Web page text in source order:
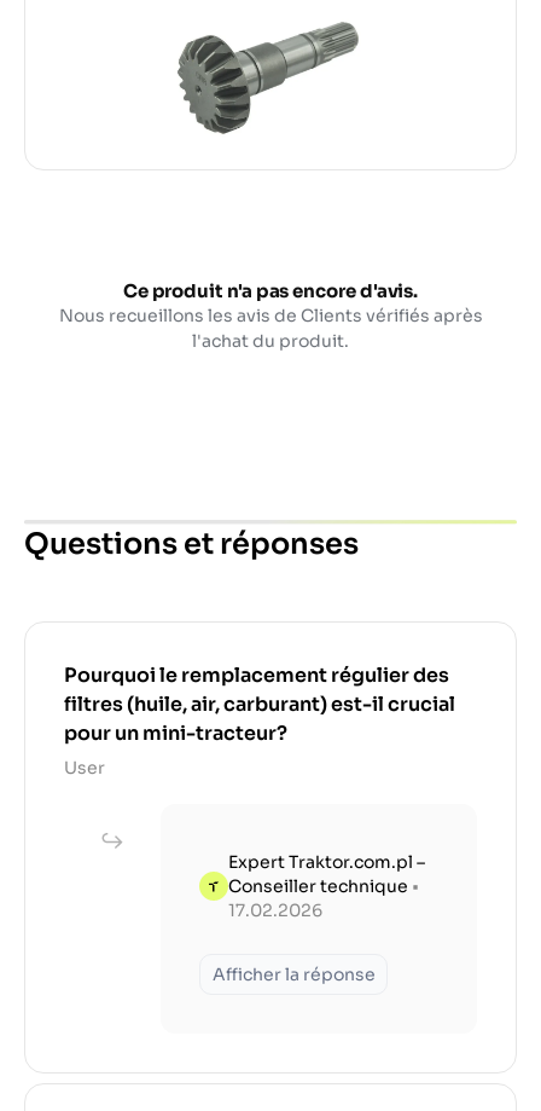
Ce produit n'a pas encore d'avis.
Nous recueillons les avis de Clients vérifiés après
l'achat du produit.
Questions et réponses
Pourquoi le remplacement régulier des
filtres (huile, air, carburant) est-il crucial
pour un mini-tracteur?
User
Expert Traktor.com.pl –
Conseiller technique •
17.02.2026
Afficher la réponse